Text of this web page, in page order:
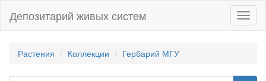
Депозитарий живых систем
Растения Коллекции Гербарий МГУ